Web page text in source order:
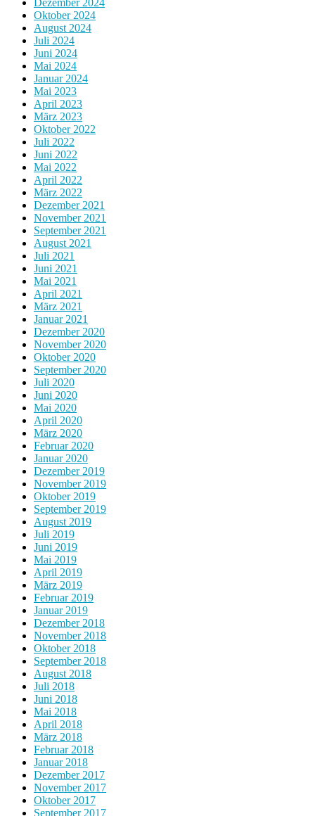
Oktober 2024
August 2024
Juli 2024
Juni 2024
Mai 2024
Januar 2024
Mai 2023
April 2023
März 2023
Oktober 2022
Juli 2022
Juni 2022
Mai 2022
April 2022
März 2022
Dezember 2021
November 2021
September 2021
August 2021
Juli 2021
Juni 2021
Mai 2021
April 2021
März 2021
Januar 2021
Dezember 2020
November 2020
Oktober 2020
September 2020
Juli 2020
Juni 2020
Mai 2020
April 2020
März 2020
Februar 2020
Januar 2020
Dezember 2019
November 2019
Oktober 2019
September 2019
August 2019
Juli 2019
Juni 2019
Mai 2019
April 2019
März 2019
Februar 2019
Januar 2019
Dezember 2018
November 2018
Oktober 2018
September 2018
August 2018
Juli 2018
Juni 2018
Mai 2018
April 2018
März 2018
Februar 2018
Januar 2018
Dezember 2017
November 2017
Oktober 2017
September 2017